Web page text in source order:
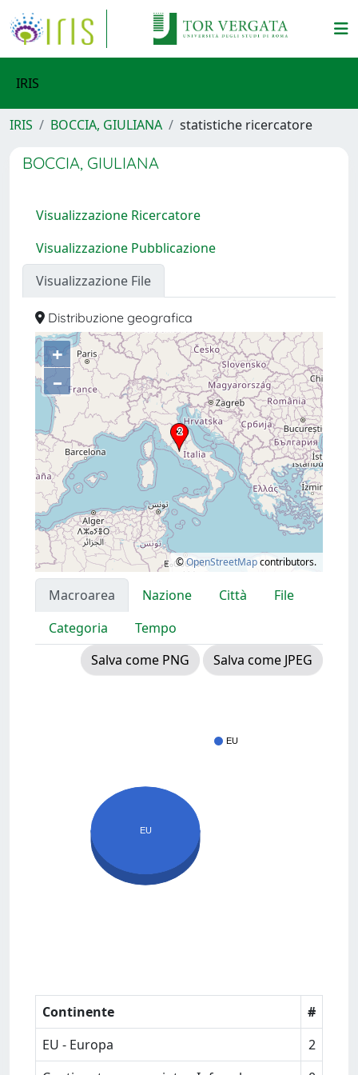
IRIS
IRIS BOCCIA, GIULIANA statistiche ricercatore
BOCCIA, GIULIANA
Visualizzazione Ricercatore
Visualizzazione Pubblicazione
Visualizzazione File
Distribuzione geografica
+
–
©OpenStreetMapcontributors.
Macroarea Nazione Città
File
Categoria
Tempo
Salva come PNG
Salva come JPEG
EU
EU
Continente
#
EU - Europa
2